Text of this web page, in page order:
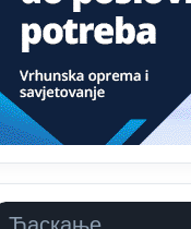
O kako su cudni lvi
ja srce svima
ima i ko nema na iso ce
Анонимно2810587
Nije u svijetu
nahraniti bogate!?
Анонимно2810587